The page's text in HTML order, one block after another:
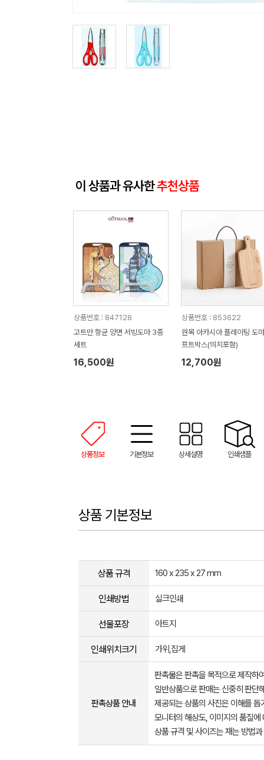
이 상품과 유사한추천상품
상품번호 : 847128
고트만 항균 양면 서빙도마 3종
세트
16,500원
상품번호 : 853622
원목 아카시아 플레이팅 도
프트박스(띄지포함)
12,700원
상품정보 기본정보 상세설명 인쇄샘플
상품 기본정보
상품 규격 160 x 235 x 27 mm
인쇄방법 실크인쇄
선물포장 아트지
인쇄위치크기 가위,집게
판촉상품 안내
판촉물은 판촉을 목적으로 제작하
일반상품으로 판매는 신중히 판단
제공되는 상품의 사진은 이해를
모니터의 해상도, 이미지의 품질
상품 규격 및 사이즈는 재는 방법